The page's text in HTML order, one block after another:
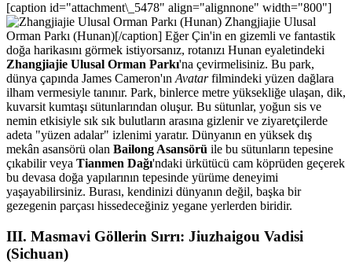
[caption id="attachment\_5478" align="alignnone" width="800"]
Zhangjiajie Ulusal
Orman Parkı (Hunan)[/caption] Eğer Çin'in en gizemli ve fantastik
doğa harikasını görmek istiyorsanız, rotanızı Hunan eyaletindeki
Zhangjiajie Ulusal Orman Parkı'na çevirmelisiniz. Bu park,
dünya çapında James Cameron'ın Avatarfilmindeki yüzen dağlara
ilham vermesiyle tanınır. Park, binlerce metre yüksekliğe ulaşan, dik,
kuvarsit kumtaşı sütunlarından oluşur. Bu sütunlar, yoğun sis ve
nemin etkisiyle sık sık bulutların arasına gizlenir ve ziyaretçilerde
adeta "yüzen adalar" izlenimi yaratır. Dünyanın en yüksek dış
mekân asansörü olan Bailong Asansörü ile bu sütunların tepesine
çıkabilir veya Tianmen Dağı'ndaki ürkütücü cam köprüden geçerek
bu devasa doğa yapılarının tepesinde yürüme deneyimi
yaşayabilirsiniz. Burası, kendinizi dünyanın değil, başka bir
gezegenin parçası hissedeceğiniz yegane yerlerden biridir.
III. Masmavi Göllerin Sırrı: Jiuzhaigou Vadisi
(Sichuan)